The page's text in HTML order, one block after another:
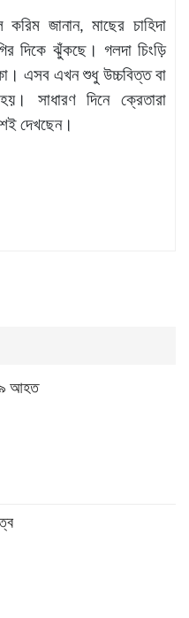
জানান, মাছের চাহিদা
দিকে ঝুঁকছে। গলদা চিংড়ি
এসব এখন শুধু উচ্চবিত্ত বা
সাধারণ দিনে ক্রেতারা
দেখছেন।
৯ আহত